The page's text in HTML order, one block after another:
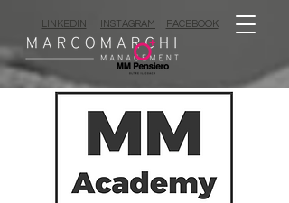
LINKEDIN INSTAGRAM FACEBOOK